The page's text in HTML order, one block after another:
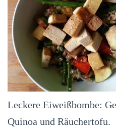
Leckere Eiweißbombe:
Quinoa und Räuchertofu.